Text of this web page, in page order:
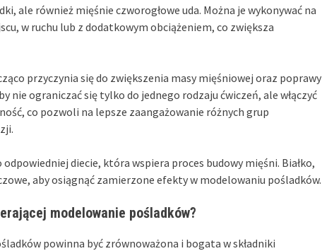
ale również mięśnie czworogłowe uda. Można je wykonywać na
w ruchu lub z dodatkowym obciążeniem, co zwiększa
przyczynia się do zwiększenia masy mięśniowej oraz poprawy
nie ograniczać się tylko do jednego rodzaju ćwiczeń, ale włączyć
co pozwoli na lepsze zaangażowanie różnych grup
diecie, która wspiera proces budowy mięśni. Białko,
aby osiągnąć zamierzone efekty w modelowaniu pośladków.
modelowanie pośladków?
powinna być zrównoważona i bogata w składniki